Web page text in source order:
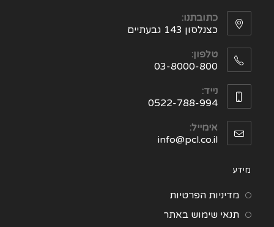
כתובתנו:
כצנלסון 143 גבעתיים
טלפון:
03-8000-800
נייד:
0522-788-994
אימייל:
info@pcl.co.il
מידע
מדיניות הפרטיות
תנאי שימוש באתר